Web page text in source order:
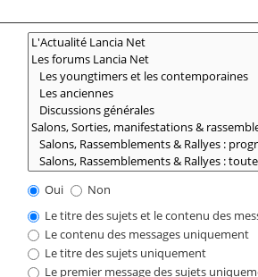
Oui
Non
Le titre des sujets et le contenu des
Le contenu des messages uniquement
Le titre des sujets uniquement
Le premier message des sujets